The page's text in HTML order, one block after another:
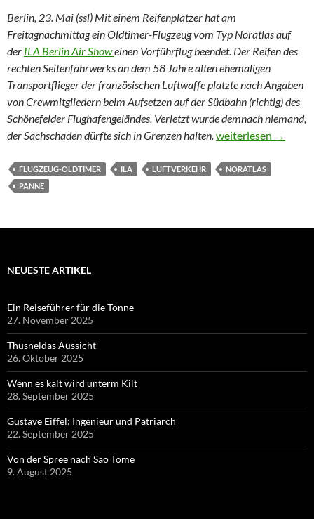
Berlin, 23. Mai (ssl) Mit einem Reifenplatzer hat am
Freitagnachmittag ein Oldtimer-Flugzeug vom Typ Noratlas auf
der ILA Berlin Air Showeinen Vorführflug beendet. Der Reifen des
rechten Seitenfahrwerks an dem 58 Jahre alten ehemaligen
Transportflieger der französischen Luftwaffe platzte nach Angaben
von Crewmitgliedern beim Aufsetzen auf der Südbahn (richtig) des
Schönefelder Flughafengeländes. Verletzt wurde demnach niemand,
der Sachschaden dürfte sich in Grenzen halten. Nora hatte kein
weiterlesen →
FLUGZEUG-OLDTIMER ILA LUFTVERKEHR
NORATLAS
PANNE
NEUESTE ARTIKEL
Ein Reiseführer für die Tonne
27. November 2025
Thusneldas Aussicht
26. Oktober 2025
Wenn es kalt wird unterm Kilt
28. September 2025
Gustave Eiffel: Ingenieur und Patriarch
22. September 2025
Von der Spree nach Sao Tome
9. August 2025